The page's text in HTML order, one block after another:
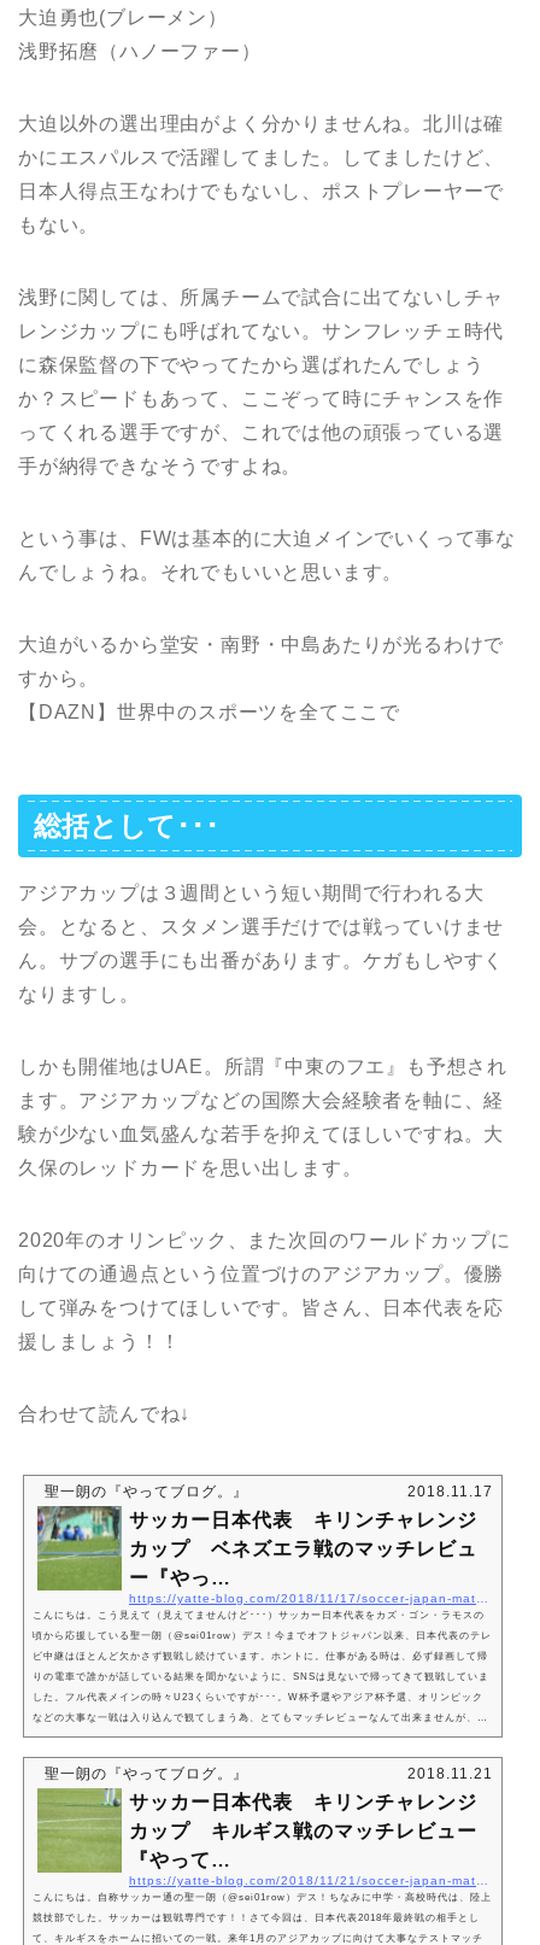
大迫勇也(ブレーメン）
浅野拓麿（ハノーファー）
大迫以外の選出理由がよく分かりませんね。北川は確
かにエスパルスで活躍してました。してましたけど、
日本人得点王なわけでもないし、ポストプレーヤーで
もない。
浅野に関しては、所属チームで試合に出てないしチャ
レンジカップにも呼ばれてない。サンフレッチェ時代
に森保監督の下でやってたから選ばれたんでしょう
か？スピードもあって、ここぞって時にチャンスを作
ってくれる選手ですが、これでは他の頑張っている選
手が納得できなそうですよね。
という事は、FWは基本的に大迫メインでいくって事な
んでしょうね。それでもいいと思います。
大迫がいるから堂安・南野・中島あたりが光るわけで
すから。
【DAZN】世界中のスポーツを全てここで
総括として･･･
アジアカップは３週間という短い期間で行われる大
会。となると、スタメン選手だけでは戦っていけませ
ん。サブの選手にも出番があります。ケガもしやすく
なりますし。
しかも開催地はUAE。所謂『中東のフエ』も予想され
ます。アジアカップなどの国際大会経験者を軸に、経
験が少ない血気盛んな若手を抑えてほしいですね。大
久保のレッドカードを思い出します。
2020年のオリンピック、また次回のワールドカップに
向けての通過点という位置づけのアジアカップ。優勝
して弾みをつけてほしいです。皆さん、日本代表を応
援しましょう！！
合わせて読んでね↓
聖一朗の『やってブログ。』 2018.11.17
サッカー日本代表 キリンチャレンジ
カップ ベネズエラ戦のマッチレビュ
ー『やっ…
こんにちは。こう見えて（見えてませんけど･･･）サッカー日本代表をカズ・ゴン・ラモスの
頃から応援している聖一朗（@sei01row）デス！今までオフトジャパン以来、日本代表のテレ
ビ中継はほとんど欠かさず観戦し続けています。ホントに。仕事がある時は、必ず録画して帰
りの電車で誰かが話している結果を聞かないように、SNSは見ないで帰ってきて観戦していま
した。フル代表メインの時々U23くらいですが･･･。W杯予選やアジア杯予選、オリンピック
などの大事な一戦は入り込んで観てしまう為、とてもマッチレビューなんて出来ませんが、…
聖一朗の『やってブログ。』 2018.11.21
サッカー日本代表 キリンチャレンジ
カップ キルギス戦のマッチレビュー
『やって…
こんにちは。自称サッカー通の聖一朗（@sei01row）デス！ちなみに中学・高校時代は、陸上
競技部でした。サッカーは観戦専門です！！さて今回は、日本代表2018年最終戦の相手とし
て、キルギスをホームに招いての一戦。来年1月のアジアカップに向けて大事なテストマッチ